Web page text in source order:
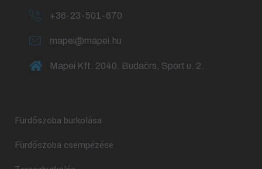
+36-23-501-670
mapei@mapei.hu
Mapei Kft. 2040. Budaörs, Sport u. 2.
Fürdőszoba burkolása
Fürdőszoba csempézése